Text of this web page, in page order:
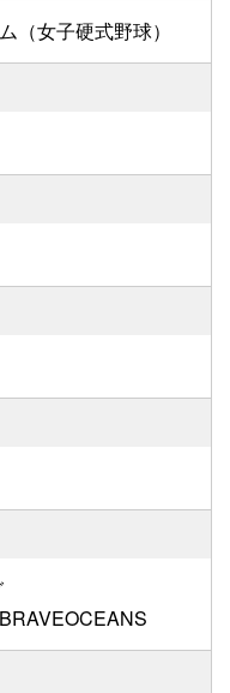
（女子硬式野球）